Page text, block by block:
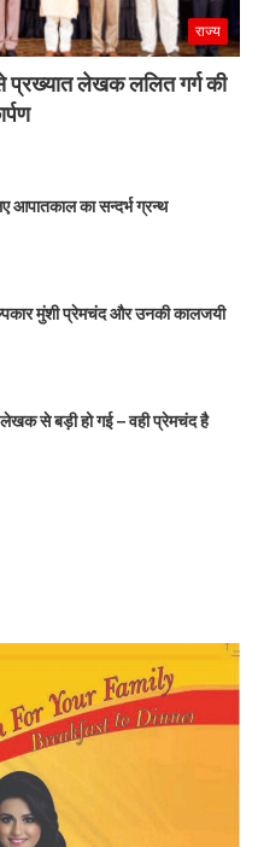
राज्य
प्रख्यात लेखक ललित गर्ग की
आपातकाल का सन्दर्भ ग्रन्थ
मुंशी प्रेमचंद और उनकी कालजयी
से बड़ी हो गई – वही प्रेमचंद है